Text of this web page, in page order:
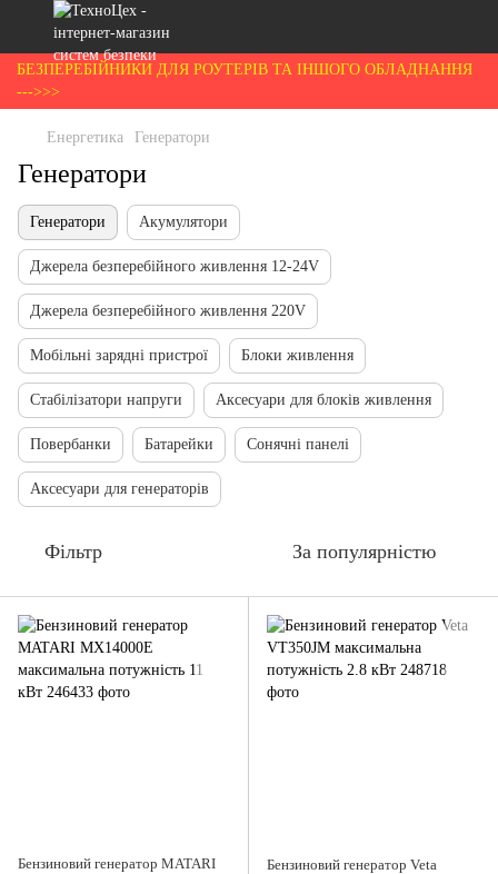
БЕЗПЕРЕБІЙНИКИ ДЛЯ РОУТЕРІВ ТА ІНШОГО ОБЛАДНАННЯ
--->>>
Енергетика Генератори
Генератори
Генератори Акумулятори
Джерела безперебійного живлення 12-24V
Джерела безперебійного живлення 220V
Мобільні зарядні пристрої Блоки живлення
Стабілізатори напруги Аксесуари для блоків живлення
Повербанки Батарейки Сонячні панелі
Аксесуари для генераторів
Фільтр За популярністю
Бензиновий генератор MATARI
Бензиновий генератор Veta